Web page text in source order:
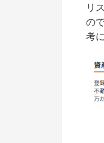
リ
の
考